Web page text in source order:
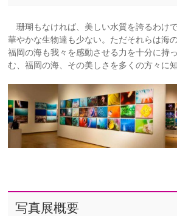
珊瑚もなければ、美しい水質を誇るわけ
華やかな生物達も少ない。ただそれらは海
福岡の海も我々を感動させる力を十分に持
む、福岡の海、その美しさを多くの方々に
写真展概要